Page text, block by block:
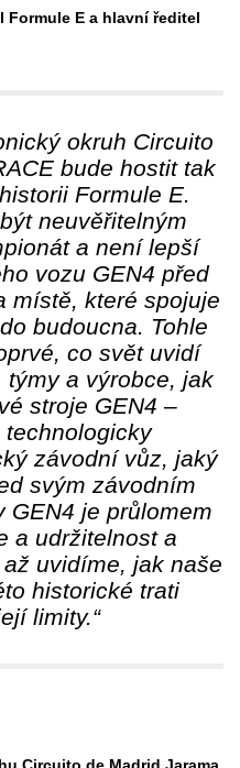
E a hlavní ředitel
okruh Circuito
bude hostit tak
Formule E.
neuvěřitelným
a není lepší
vozu GEN4 před
místě, které spojuje
budoucna. Tohle
co svět uvidí
týmy a výrobce, jak
stroje GEN4 –
závodní vůz, jaký
svým závodním
GEN4 je průlomem
a udržitelnost a
uvidíme, jak naše
historické trati
limity.“